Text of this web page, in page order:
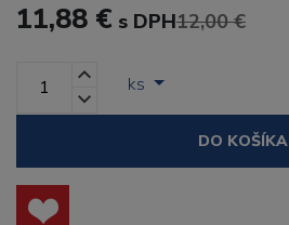
11,88 € s DPH12,00 €
ks
DO KOŠÍKA